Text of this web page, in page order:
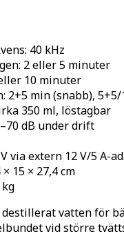
40 kHz
2 eller 5 minuter
10 minuter
2+5 min (snabb),
350 ml, löstagbar
dB under drift
via extern 12 V/5 A-
15 × 27,4 cm
destillerat vatten för
vid större